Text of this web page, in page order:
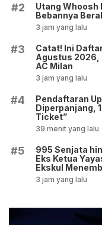
#2
Utang Whoosh
Bebannya
3 jam yang lalu
#3
Catat! Ini
Agustus 2026,
AC Milan
3 jam yang lalu
#4
Pendaftaran
Diperpanjang,
Ticket”
39 menit yang lalu
#5
995 Senjata
Eks Ketua
Ekskul
3 jam yang lalu